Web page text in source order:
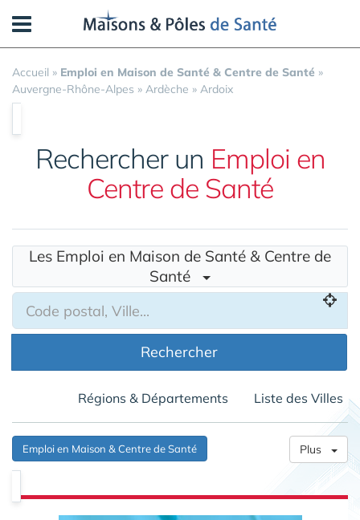
Accueil » Emploi en Maison de Santé & Centre de Santé »
Auvergne-Rhône-Alpes » Ardèche » Ardoix
Rechercher un Emploi en
Centre de Santé
Les Emploi en Maison de Santé & Centre de
Santé
Rechercher
Régions & Départements Liste des Villes
Emploi en Maison & Centre de Santé Plus
Panneau de gestion des cookies